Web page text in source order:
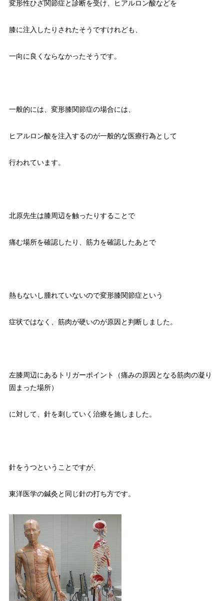
変形性ひざ関節症と診断を受け、ヒアルロン酸などを
膝に注入したりされたそうですけれども、
一向に良くならなかったそうです。
一般的には、変形膝関節症の場合には、
ヒアルロン酸を注入するのが一般的な医療行為として
行われています。
北原先生は膝周辺を触ったりすることで
痛む場所を確認したり、筋力を確認したあとで
熱もないし腫れていないので変形膝関節症という
症状ではなく、筋肉が硬いのが原因と判断しました。
左膝周辺にあるトリガーポイント（痛みの原因となる筋肉の凝り
固まった場所）
に対して、針を刺していく治療を施しました。
針をうつということですが、
東洋医学の鍼灸と同じ針の打ち方です。